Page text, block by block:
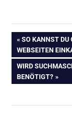
VORHERIGER
BEITRAG:
SO KANNST DU
WEBSEITEN
NÄCHSTER
BEITRAG:
WIRD
BENÖTIGT?